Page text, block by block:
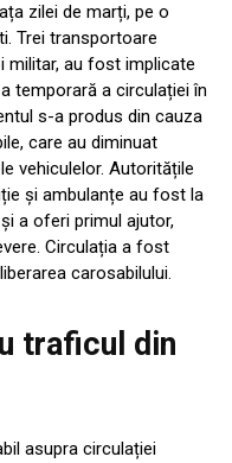
zilei de marți, pe o
Trei transportoare
militar, au fost implicate
temporară a circulației în
s-a produs din cauza
care au diminuat
vehiculelor. Autoritățile
și ambulanțe au fost la
a oferi primul ajutor,
Circulația a fost
carosabilului.
traficul din
asupra circulației